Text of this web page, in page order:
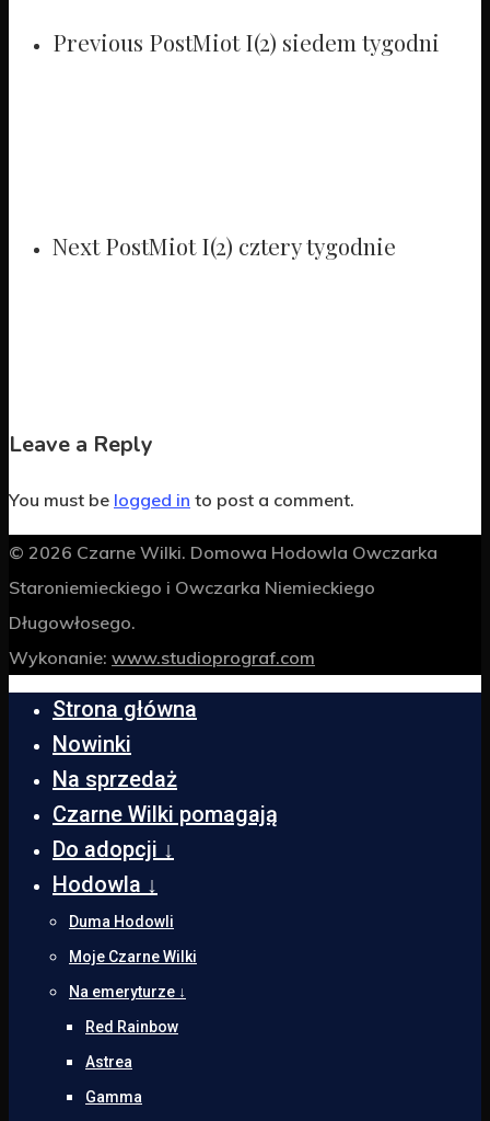
Previous PostMiot I(2) siedem tygodni
Next PostMiot I(2) cztery tygodnie
Leave a Reply
You must be logged in to post a comment.
© 2026 Czarne Wilki. Domowa Hodowla Owczarka
Staroniemieckiego i Owczarka Niemieckiego
Długowłosego.
Wykonanie: www.studioprograf.com
Strona główna
Nowinki
Na sprzedaż
Czarne Wilki pomagają
Do adopcji ↓
Hodowla ↓
Duma Hodowli
Moje Czarne Wilki
Na emeryturze ↓
Red Rainbow
Astrea
Gamma